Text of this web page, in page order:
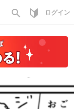
search ログイン